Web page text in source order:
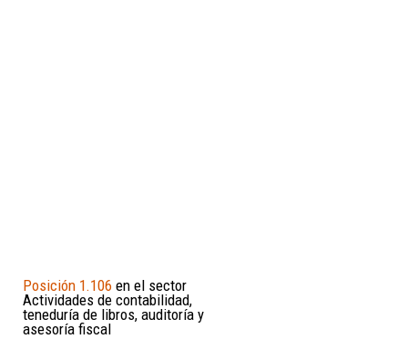
Posición 1.106 en el sector
Actividades de contabilidad,
teneduría de libros, auditoría y
asesoría fiscal